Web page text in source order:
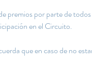
premios por parte de
en el Circuito.
que en caso de no